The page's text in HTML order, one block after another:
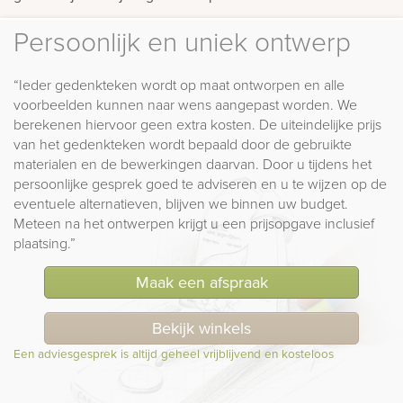
Persoonlijk en uniek ontwerp
“Ieder gedenkteken wordt op maat ontworpen en alle
voorbeelden kunnen naar wens aangepast worden. We
berekenen hiervoor geen extra kosten. De uiteindelijke prijs
van het gedenkteken wordt bepaald door de gebruikte
materialen en de bewerkingen daarvan. Door u tijdens het
persoonlijke gesprek goed te adviseren en u te wijzen op de
eventuele alternatieven, blijven we binnen uw budget.
Meteen na het ontwerpen krijgt u een prijsopgave inclusief
plaatsing.”
Maak een afspraak
Bekijk winkels
Een adviesgesprek is altijd geheel vrijblijvend en kosteloos